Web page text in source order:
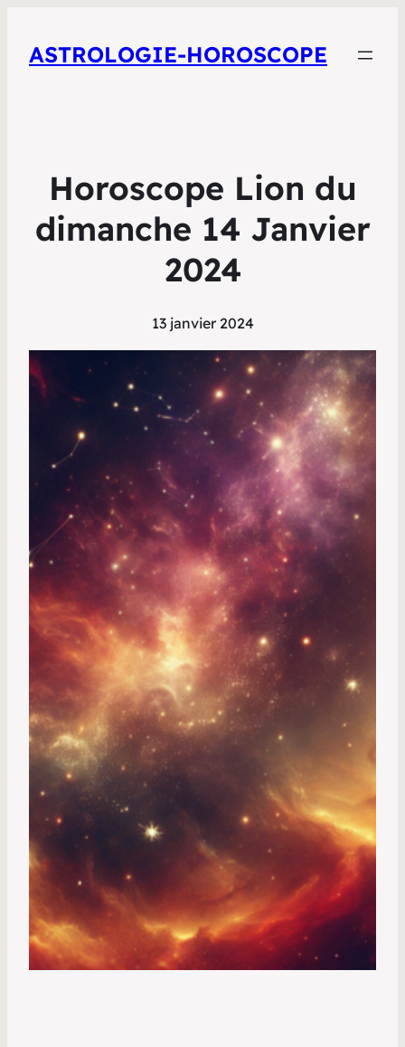
ASTROLOGIE-HOROSCOPE
Horoscope Lion du
dimanche 14 Janvier
2024
13 janvier 2024